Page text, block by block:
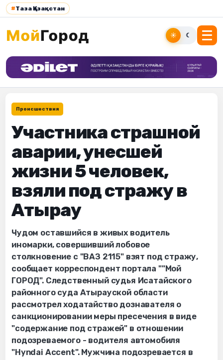
#Таза Қазақстан
☀ ☾
Происшествия
Участника страшной
аварии, унесшей
жизни 5 человек,
взяли под стражу в
Атырау
Чудом оставшийся в живых водитель
иномарки, совершивший лобовое
столкновение с "ВАЗ 2115" взят под стражу,
сообщает корреспондент портала ""Мой
ГОРОД". Следственный судья Исатайского
районного суда Атырауской области
рассмотрел ходатайство дознавателя о
санкционировании меры пресечения в виде
"содержание под стражей" в отношении
подозреваемого - водителя автомобиля
"Hyndai Accent". Мужчина подозревается в